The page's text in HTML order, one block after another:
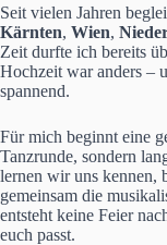
Seit vielen Jahren
Kärnten, Wien,
Zeit durfte ich bereits
Hochzeit war anders –
spannend.
Für mich beginnt eine
Tanzrunde, sondern
lernen wir uns kennen,
gemeinsam die
entsteht keine Feier
euch passt.